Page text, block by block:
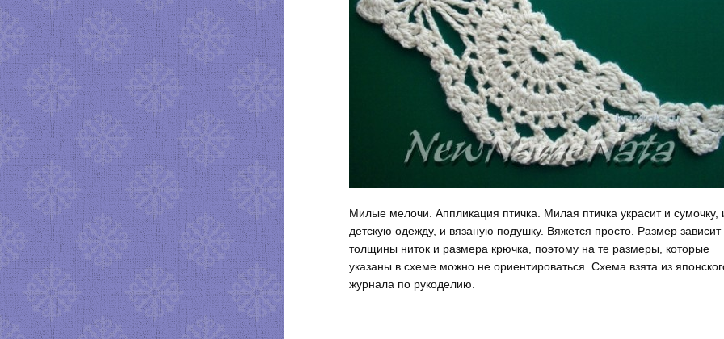
Милые мелочи. Аппликация птичка. Милая птичка украсит и сумочку,
детскую одежду, и вязаную подушку. Вяжется просто. Размер зависит
толщины ниток и размера крючка, поэтому на те размеры, которые
указаны в схеме можно не ориентироваться. Схема взята из
журнала по рукоделию.